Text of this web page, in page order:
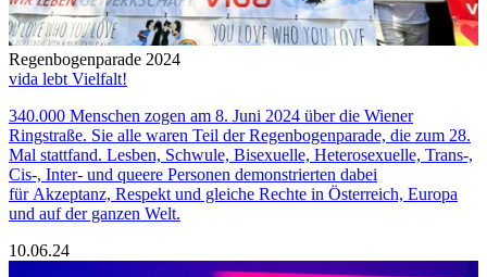
Regenbogenparade 2024
vida lebt Vielfalt!
340.000 Menschen zogen am 8. Juni 2024 über die Wiener
Ringstraße. Sie alle waren Teil der Regenbogenparade, die zum 28.
Mal stattfand. Lesben, Schwule, Bisexuelle, Heterosexuelle, Trans-,
Cis-, Inter- und queere Personen demonstrierten dabei
für Akzeptanz, Respekt und gleiche Rechte in Österreich, Europa
und auf der ganzen Welt.
10.06.24